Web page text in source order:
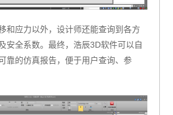
和应力以外，设计师还能查询到各方
安全系数。最终，浩辰3D软件可以自
靠的仿真报告，便于用户查询、参